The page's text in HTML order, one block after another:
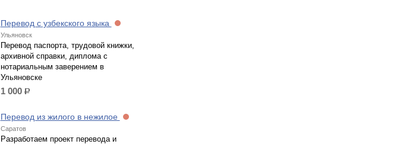
Перевод с узбекского языка
Ульяновск
Перевод паспорта, трудовой книжки,
архивной справки, диплома с
нотариальным заверением в
Ульяновске
1 000 р.
Перевод из жилого в нежилое
Саратов
Разработаем проект перевода и